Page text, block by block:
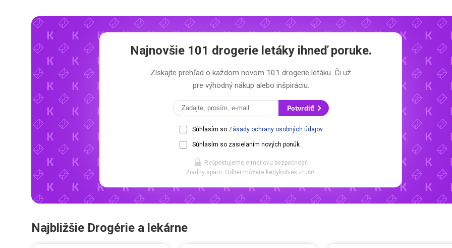
Najnovšie 101 drogerie letákyihneď poruke.
Získajte prehľad o každom novom 101 drogerie letáku. Či už
pre výhodný nákup alebo inšpiráciu.
Potvrdiť!
Súhlasím so Zásady ochrany osobných údajov
Súhlasím so zasielaním nových ponúk
Rešpektujeme e-mailovú bezpečnosť.
Žiadny spam. Odber môžete kedykoľvek zrušiť.
Najbližšie Drogérie a lekárne